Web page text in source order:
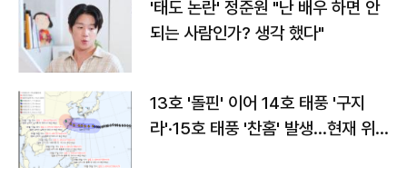
'태도 논란' 정준원 "난 배우 하면 안
되는 사람인가? 생각 했다"
13호 '돌핀' 이어 14호 태풍 '구지
라'·15호 태풍 '찬홈' 발생…현재 위